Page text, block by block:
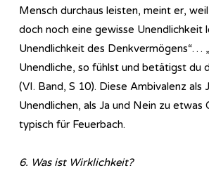
Mensch durchaus leisten, meint er,
doch noch eine gewisse Unendlichkeit
Unendlichkeit des Denkvermögens“…
Unendliche, so fühlst und betätigst du
(VI. Band, S 10). Diese Ambivalenz als
Unendlichen, als Ja und Nein zu
typisch für Feuerbach.
6. Was ist Wirklichkeit?